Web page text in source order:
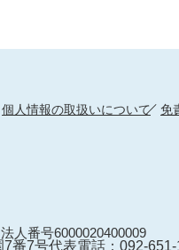
個人情報の取扱いについて 免
法人番号6000020400009
7番7号代表電話：092-651-